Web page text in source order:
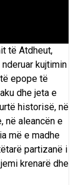
të Atdheut,
kujtimin
epope të
dhe jeta e
historisë, në
në aleancën e
më e madhe
partizanë i
krenarë dhe